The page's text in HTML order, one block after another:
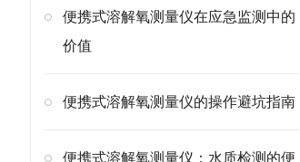
便携式溶解氧测量仪在应急监测中的
价值
便携式溶解氧测量仪的操作避坑指南
便携式溶解氧测量仪：水质检测的便